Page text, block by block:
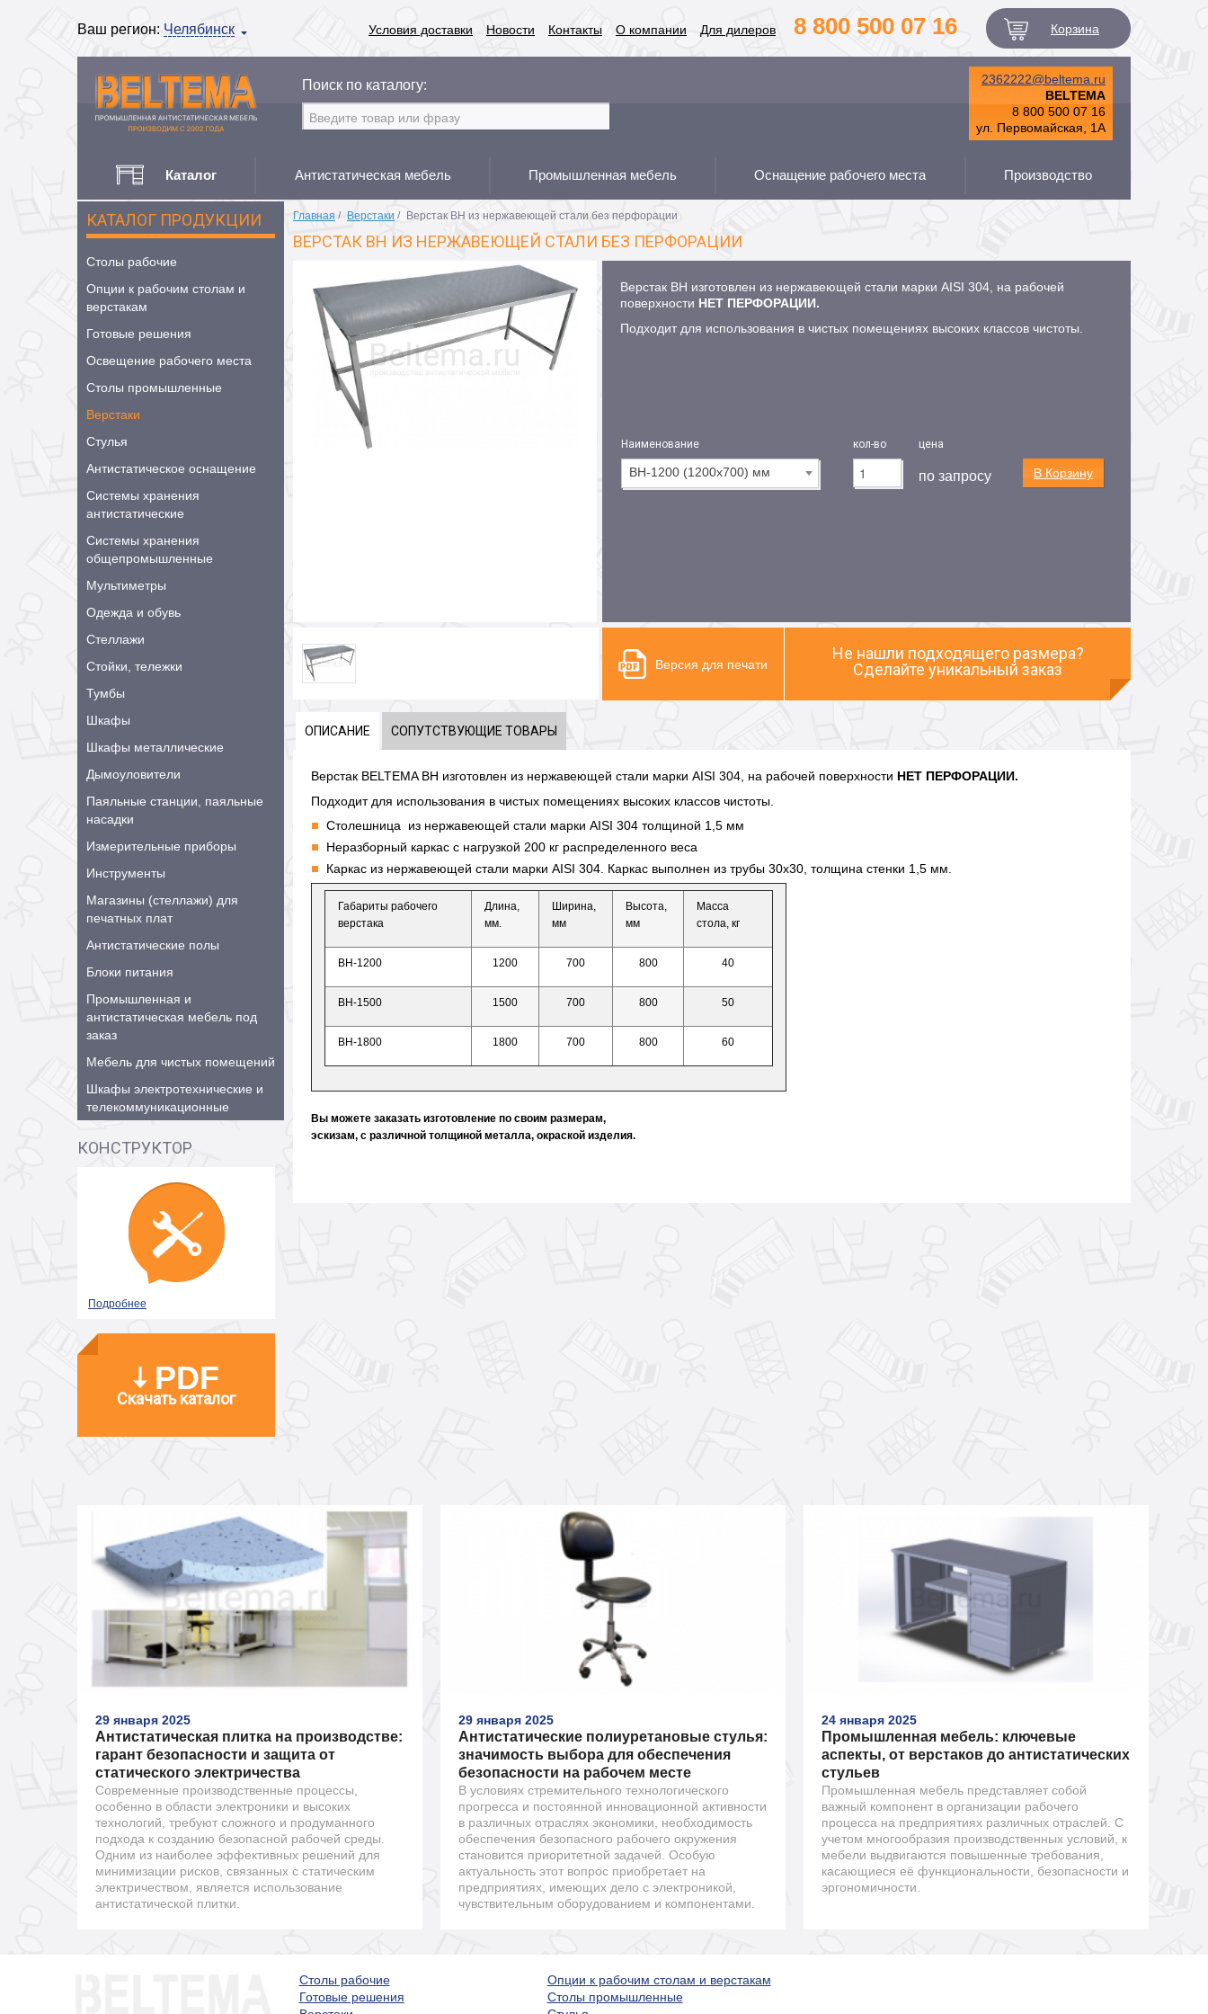
Ваш регион: Челябинск Условия доставки Новости Контакты О компании Для дилеров 8 800 500 07 16 Корзина
Поиск по каталогу:
2362222@beltema.ru
BELTEMA
8 800 500 07 16
ул. Первомайская, 1А
Каталог Антистатическая мебель Промышленная мебель Оснащение рабочего места Производство
КАТАЛОГ ПРОДУКЦИИ
Столы рабочие
Опции к рабочим столам и
верстакам
Готовые решения
Освещение рабочего места
Столы промышленные
Верстаки
Стулья
Антистатическое оснащение
Системы хранения
антистатические
Системы хранения
общепромышленные
Мультиметры
Одежда и обувь
Стеллажи
Стойки, тележки
Тумбы
Шкафы
Шкафы металлические
Дымоуловители
Паяльные станции, паяльные
насадки
Измерительные приборы
Инструменты
Магазины (стеллажи) для
печатных плат
Антистатические полы
Блоки питания
Промышленная и
антистатическая мебель под
заказ
Мебель для чистых помещений
Шкафы электротехнические и
телекоммуникационные
КОНСТРУКТОР
Подробнее
PDF
Скачать каталог
Главная / Верстаки / Верстак ВН из нержавеющей стали без перфорации
ВЕРСТАК ВН ИЗ НЕРЖАВЕЮЩЕЙ СТАЛИ БЕЗ ПЕРФОРАЦИИ
Верстак ВН изготовлен из нержавеющей стали марки AISI 304, на рабочей
поверхности НЕТ ПЕРФОРАЦИИ.
Подходит для использования в чистых помещениях высоких классов чистоты.
Наименование кол-во цена
ВН-1200 (1200х700) мм
ВН-1200 (1200х700) мм по запросу В Корзину
Версия для печати
Не нашли подходящего размера?
Сделайте уникальный заказ
ОПИСАНИЕ СОПУТСТВУЮЩИЕ ТОВАРЫ
Верстак BELTEMA ВН изготовлен из нержавеющей стали марки AISI 304, на рабочей поверхности НЕТ ПЕРФОРАЦИИ.
Подходит для использования в чистых помещениях высоких классов чистоты.
Столешница из нержавеющей стали марки AISI 304 толщиной 1,5 мм
Неразборный каркас с нагрузкой 200 кг распределенного веса
Каркас из нержавеющей стали марки AISI 304. Каркас выполнен из трубы 30х30, толщина стенки 1,5 мм.
Габариты рабочего
верстака
Длина,
мм.
Ширина,
мм
Высота,
мм
Масса
стола, кг
ВН-1200 1200 700 800 40
ВН-1500 1500 700 800 50
ВН-1800 1800 700 800 60
Вы можете заказать изготовление по своим размерам,
эскизам, c различной толщиной металла, окраской изделия.
29 января 2025
Антистатическая плитка на производстве:
гарант безопасности и защита от
статического электричества
Современные производственные процессы,
особенно в области электроники и высоких
технологий, требуют сложного и продуманного
подхода к созданию безопасной рабочей среды.
Одним из наиболее эффективных решений для
минимизации рисков, связанных с статическим
электричеством, является использование
антистатической плитки.
29 января 2025
Антистатические полиуретановые стулья:
значимость выбора для обеспечения
безопасности на рабочем месте
В условиях стремительного технологического
прогресса и постоянной инновационной активности
в различных отраслях экономики, необходимость
обеспечения безопасного рабочего окружения
становится приоритетной задачей. Особую
актуальность этот вопрос приобретает на
предприятиях, имеющих дело с электроникой,
чувствительным оборудованием и компонентами.
24 января 2025
Промышленная мебель: ключевые
аспекты, от верстаков до антистатических
стульев
Промышленная мебель представляет собой
важный компонент в организации рабочего
процесса на предприятиях различных отраслей. С
учетом многообразия производственных условий, к
мебели выдвигаются повышенные требования,
касающиеся её функциональности, безопасности и
эргономичности.
Столы рабочие
Опции к рабочим столам и верстакам
Готовые решения
Столы промышленные